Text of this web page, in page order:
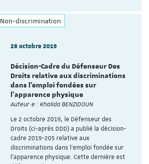
Non-discrimination
28 octobre 2019
Décision-Cadre du Défenseur Des
Droits relative aux discriminations
dans l’emploi fondées sur
l’apparence physique
Auteur·e : Khalida BENZIDOUN
Le 2 octobre 2019, le Défenseur des
Droits (ci-après DDD) a publié la décision-
cadre 2019-205 relative aux
discriminations dans l’emploi fondée sur
l’apparence physique. Cette dernière est